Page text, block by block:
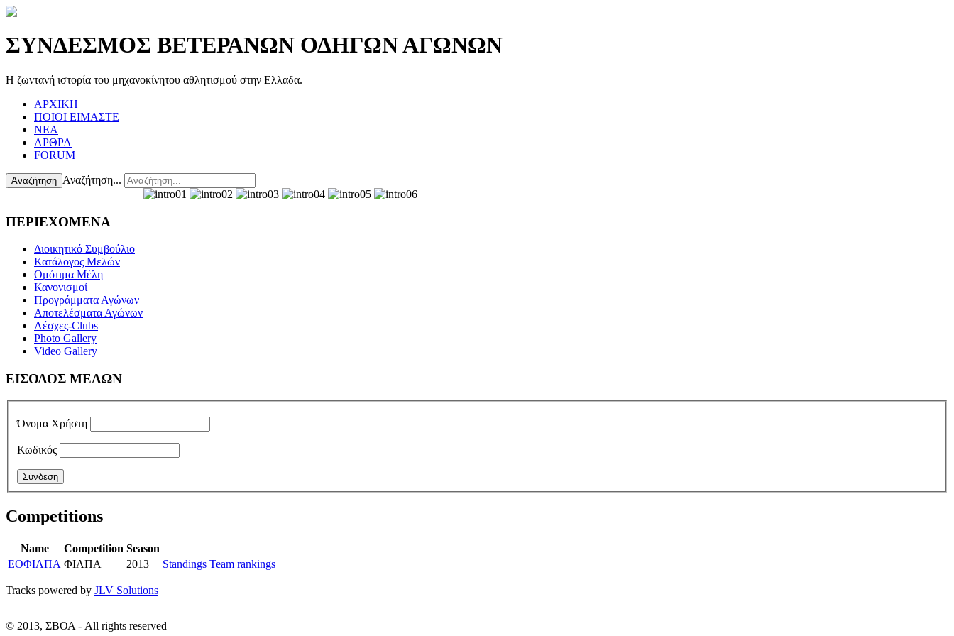
ΣΥΝΔΕΣΜΟΣ ΒΕΤΕΡΑΝΩΝ ΟΔΗΓΩΝ ΑΓΩΝΩΝ
Η ζωντανή ιστορία του μηχανοκίνητου αθλητισμού στην Eλλαδα.
ΑΡΧΙΚΗ
ΠΟΙΟΙ ΕΙΜΑΣΤΕ
ΝΕΑ
ΑΡΘΡΑ
FORUM
Αναζήτηση Αναζήτηση...
ΠΕΡΙΕΧΟΜΕΝΑ
Διοικητικό Συμβούλιο
Κατάλογος Μελών
Ομότιμα Μέλη
Κανονισμοί
Προγράμματα Αγώνων
Αποτελέσματα Αγώνων
Λέσχες-Clubs
Photo Gallery
Video Gallery
ΕΙΣΟΔΟΣ ΜΕΛΩΝ
Όνομα Χρήστη
Κωδικός
Competitions
Name Competition Season
ΕΟΦΙΛΠΑ ΦΙΛΠΑ 2013 Standings Team rankings
Tracks powered by JLV Solutions
© 2013, ΣΒΟΑ - All rights reserved